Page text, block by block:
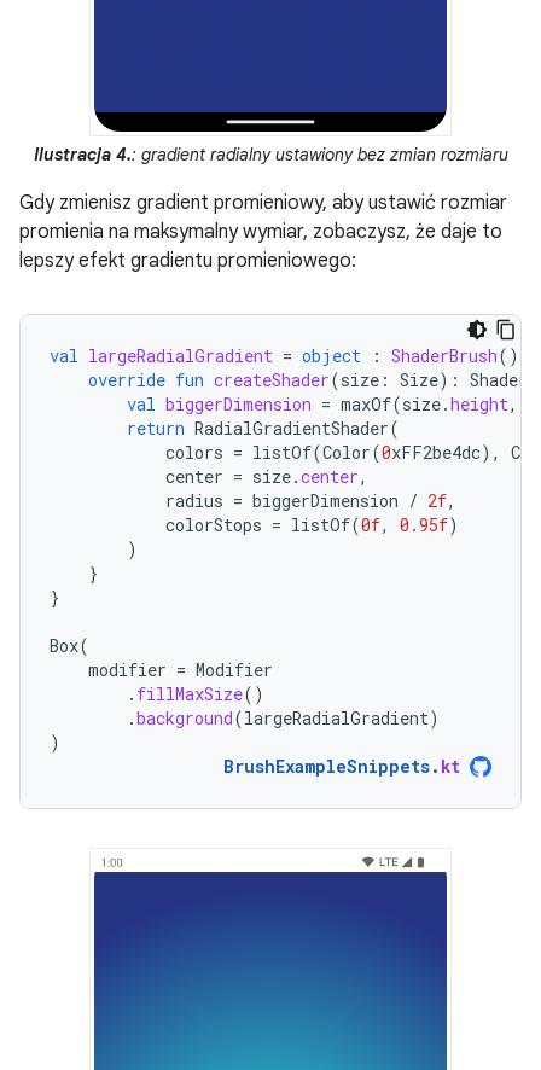
Ilustracja 4.: gradient radialny ustawiony bez zmian rozmiaru
Gdy zmienisz gradient promieniowy, aby ustawić rozmiar
promienia na maksymalny wymiar, zobaczysz, że daje to
lepszy efekt gradientu promieniowego:
val largeRadialGradient = object : ShaderBrush()
override fun createShader(size : Size): Shader
val biggerDimension = maxOf(size.height,
return RadialGradientShader(
colors = listOf(Color(0xFF2be4dc),
center = size.center,
radius = biggerDimension / 2f,
colorStops = listOf(0f, 0.95f)
)
}
}
Box(
modifier = Modifier
. fillMaxSize()
.background(largeRadialGradient)
)
BrushExampleSnippets. kt